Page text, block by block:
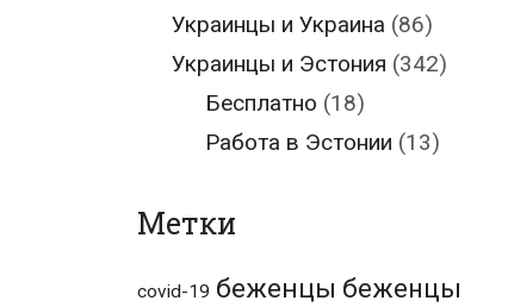
Украинцы и Украина (86)
Украинцы и Эстония (342)
Бесплатно (18)
Работа в Эстонии (13)
Метки
covid-19 беженцы беженцы